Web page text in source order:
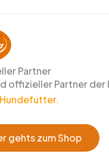
Partner
offizieller Partner
gehts zum Shop